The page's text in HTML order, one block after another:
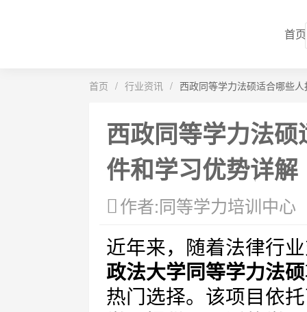
首页
首页 / 行业资讯 / 西政同等学力法硕适合哪些
西政同等学力法
件和学习优势详解
作者:同等学力培训中心
近年来，随着法律行
政法大学同等学力法硕
热门选择。该项目依